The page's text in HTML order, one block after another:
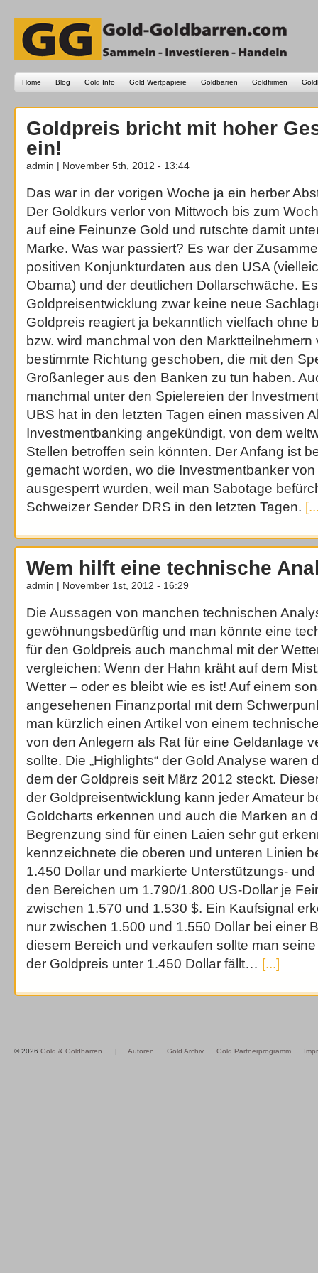
Home Blog Gold Info Gold Wertpapiere Goldbarren Goldfirmen
Goldpreis bricht mit hoher
ein!
admin | November 5th, 2012 - 13:44
Das war in der vorigen Woche ja ein herber
Der Goldkurs verlor von Mittwoch bis zum
auf eine Feinunze Gold und rutschte damit
Marke. Was war passiert? Es war der
positiven Konjunkturdaten aus den USA
Obama) und der deutlichen Dollarschwäche.
Goldpreisentwicklung zwar keine neue
Goldpreis reagiert ja bekanntlich vielfach ohne
bzw. wird manchmal von den
bestimmte Richtung geschoben, die mit den
Großanleger aus den Banken zu tun haben.
manchmal unter den Spielereien der
UBS hat in den letzten Tagen einen massiven
Investmentbanking angekündigt, von dem
Stellen betroffen sein könnten. Der Anfang ist
gemacht worden, wo die Investmentbanker
ausgesperrt wurden, weil man Sabotage
Schweizer Sender DRS in den letzten Tagen.
Wem hilft eine technische
admin | November 1st, 2012 - 16:29
Die Aussagen von manchen technischen
gewöhnungsbedürftig und man könnte eine
für den Goldpreis auch manchmal mit der
vergleichen: Wenn der Hahn kräht auf dem
Wetter – oder es bleibt wie es ist! Auf einem
angesehenen Finanzportal mit dem
man kürzlich einen Artikel von einem
von den Anlegern als Rat für eine Geldanlage
sollte. Die „Highlights“ der Gold Analyse waren
dem der Goldpreis seit März 2012 steckt.
der Goldpreisentwicklung kann jeder Amateur
Goldcharts erkennen und auch die Marken an
Begrenzung sind für einen Laien sehr gut
kennzeichnete die oberen und unteren Linien
1.450 Dollar und markierte Unterstützungs-
den Bereichen um 1.790/1.800 US-Dollar je
zwischen 1.570 und 1.530 $. Ein Kaufsignal
nur zwischen 1.500 und 1.550 Dollar bei einer
diesem Bereich und verkaufen sollte man
der Goldpreis unter 1.450 Dollar fällt… [...]
© 2026 Gold & Goldbarren | Autoren Gold Archiv Gold Partnerprogramm